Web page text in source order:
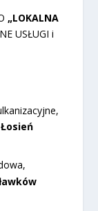
„LOKALNA
USŁUGI i
Łosień